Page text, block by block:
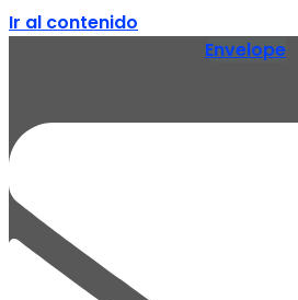
Ir al contenido
Envelope